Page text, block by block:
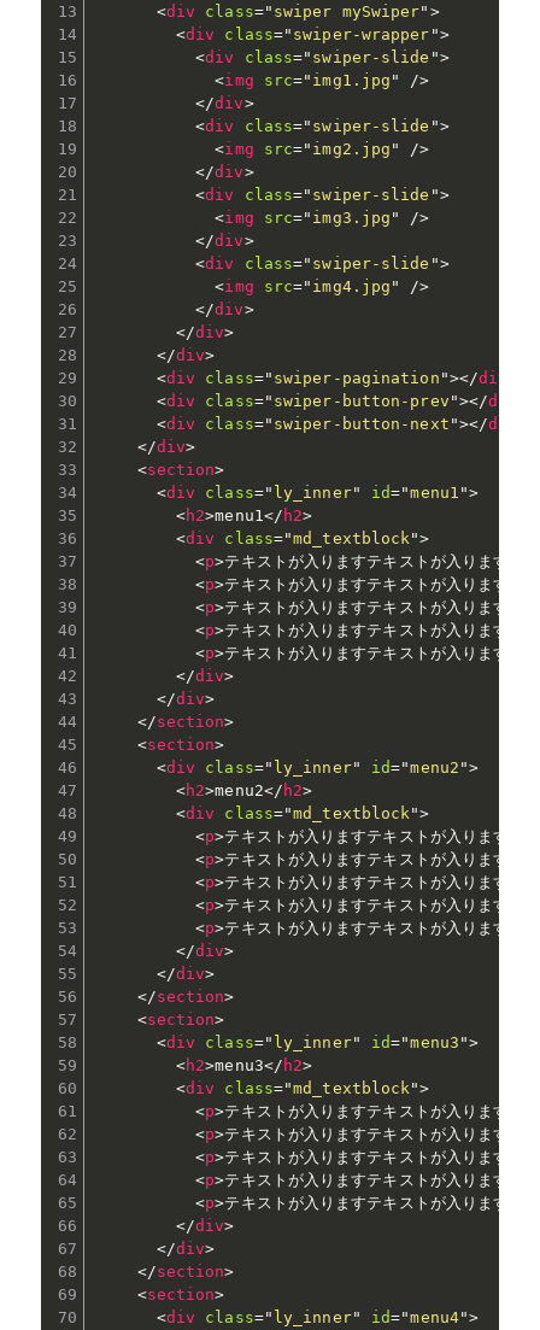
<div class=" swiper mySwiper" >
<div class=" swiper-wrapper ">
<div class=" swiper-slide ">
<img src=" img1.jpg "
/>
</div>
<div class=" swiper-slide ">
<img src=" img2.jpg "
/>
</div>
<div class=" swiper-slide ">
<img src=" img3.jpg "
/>
</div>
<div class=" swiper-slide ">
<img src=" img4.jpg "
/>
</div>
</div>
</div>
<div class=" swiper-pagination "></div
<div class=" swiper-button-prev "></div
<div class=" swiper-button-next "></div
</div>
<section>
<div class=" ly_inner" id="menu1 ">
<h2>menu1</ h2>
<div class="md_textblock">
<p>テキストが入りますテキストが入りますテ
<p>テキストが入りますテキストが入りますテ
<p>テキストが入りますテキストが入りますテ
<p>テキストが入りますテキストが入りますテ
<p>テキストが入りますテキストが入りますテ
</div>
</div>
</section>
<section>
<div class=" ly_inner" id="menu2 ">
<h2>menu2</ h2>
<div class="md_textblock">
<p>テキストが入りますテキストが入りますテ
<p>テキストが入りますテキストが入りますテ
<p>テキストが入りますテキストが入りますテ
<p>テキストが入りますテキストが入りますテ
<p>テキストが入りますテキストが入りますテ
</div>
</div>
</section>
<section>
<div class=" ly_inner" id="menu3 ">
<h2>menu3</ h2>
<div class="md_textblock">
<p>テキストが入りますテキストが入りますテ
<p>テキストが入りますテキストが入りますテ
<p>テキストが入りますテキストが入りますテ
<p>テキストが入りますテキストが入りますテ
<p>テキストが入りますテキストが入りますテ
</div>
</div>
</section>
<section>
<div class=" ly_inner" id="menu4">